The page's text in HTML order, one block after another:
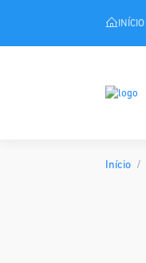
INÍCIO
Início